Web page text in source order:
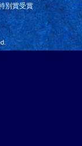
別賞受賞